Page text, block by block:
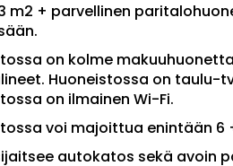
m2 + parvellinen
on kolme
Huoneistossa on taulu-
on ilmainen Wi-Fi.
voi majoittua enintään 6
autokatos sekä avoin